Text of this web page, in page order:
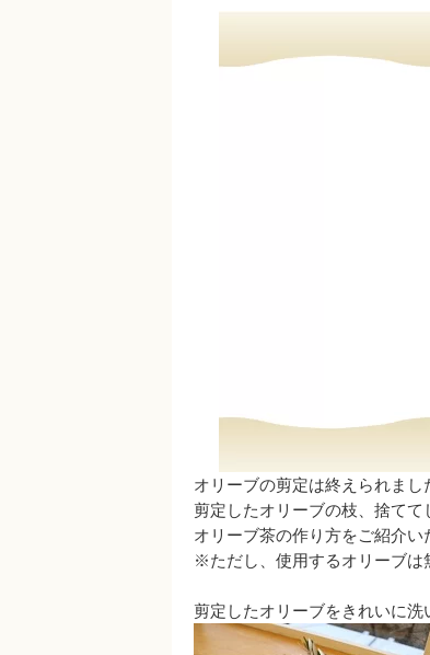
オリーブの剪定は終えられまし
剪定したオリーブの枝、捨てて
オリーブ茶の作り方をご紹介い
※ただし、使用するオリーブは
剪定したオリーブをきれいに洗